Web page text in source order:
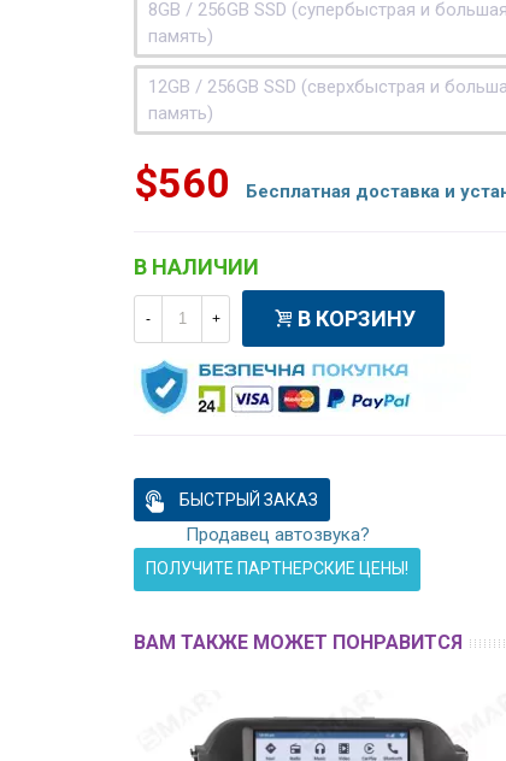
8GB / 256GB SSD (супербыстрая и
память)
12GB / 256GB SSD (сверхбыстрая и
память)
$560 Бесплатная доставка и
В НАЛИЧИИ
- + В КОРЗИНУ
БЫСТРЫЙ ЗАКАЗ
Продавец автозвука?
ПОЛУЧИТЕ ПАРТНЕРСКИЕ ЦЕНЫ!
ВАМ ТАКЖЕ МОЖЕТ ПОНРАВИТСЯ